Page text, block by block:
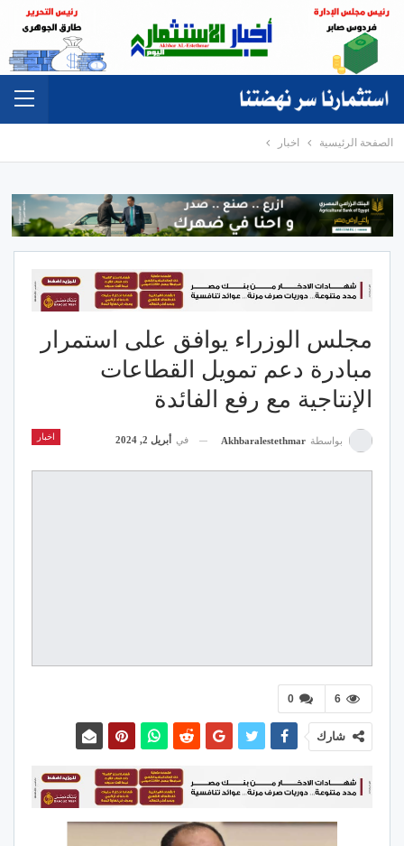
الصفحة الرئيسية اخبار
مجلس الوزراء يوافق على استمرار
مبادرة دعم تمويل القطاعات
الإنتاجية مع رفع الفائدة
اخبار بواسطة Akhbaralestethmar في أبريل 2, 2024
0 6
شارك